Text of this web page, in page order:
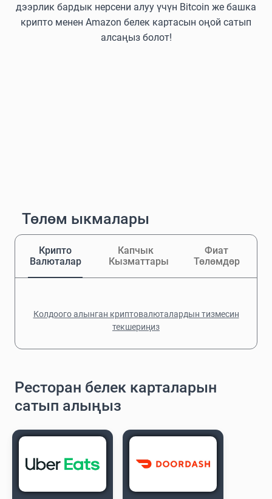
дээрлик бардык нерсени алуу үчүн Bitcoin же башка
крипто менен Amazon белек картасын оңой сатып
алсаңыз болот!
Төлөм ыкмалары
Крипто
Валюталар
Капчык
Кызматтары
Фиат
Төлөмдөр
Колдоого алынган криптовалюталардын тизмесин
текшериңиз
Ресторан белек карталарын
сатып алыңыз